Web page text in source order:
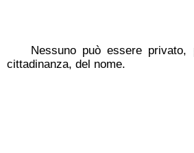
Nessuno può essere
cittadinanza, del nome.